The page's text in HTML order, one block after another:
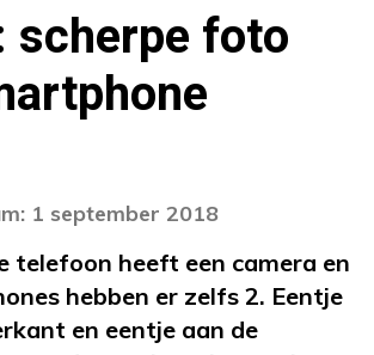
scherpe foto
1 september 2018
telefoon heeft een camera en
hebben er zelfs 2. Eentje
en eentje aan de